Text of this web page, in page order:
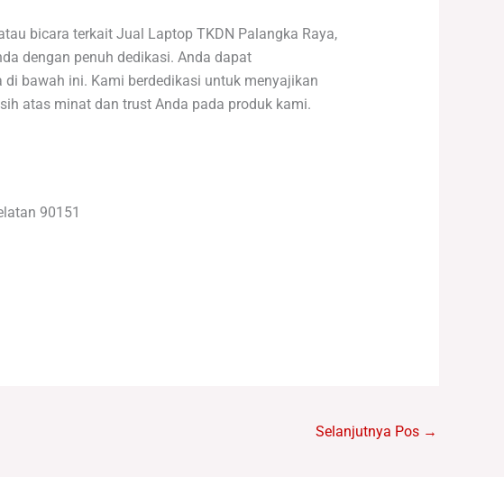
bicara terkait Jual Laptop TKDN Palangka Raya,
dengan penuh dedikasi. Anda dapat
bawah ini. Kami berdedikasi untuk menyajikan
atas minat dan trust Anda pada produk kami.
90151
Selanjutnya Pos →